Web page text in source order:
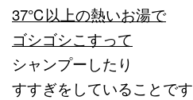
37℃以上の熱いお湯で
ゴシゴシこすって
シャンプーしたり
すすぎをしていることです